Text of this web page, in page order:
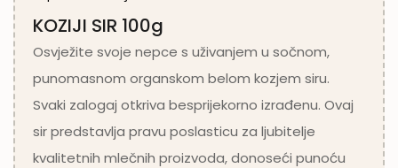
KOZIJI SIR 100g
Osvježite svoje nepce s uživanjem u sočnom,
punomasnom organskom belom kozjem siru.
Svaki zalogaj otkriva besprijekorno izrađenu. Ovaj
sir predstavlja pravu poslasticu za ljubitelje
kvalitetnih mlečnih proizvoda, donoseći punoću